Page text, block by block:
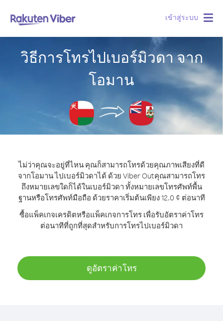
เข้าสู่ระบบ
วิธีการโทรไปเบอร์มิวดา จาก
โอมาน
ไม่ว่าคุณจะอยู่ที่ไหน คุณก็สามารถโทรด้วยคุณภาพเสียงที่ดี
จากโอมาน ไปเบอร์มิวดาได้ ด้วย Viber Outคุณสามารถโทร
ถึงหมายเลขใดก็ได้ในเบอร์มิวดา ทั้งหมายเลขโทรศัพท์พื้น
ฐานหรือโทรศัพท์มือถือ ด้วยราคาเริ่มต้นเพียง 12.0 ¢ ต่อนาที
ซื้อแพ็คเกจเครดิตหรือแพ็คเกจการโทร เพื่อรับอัตราค่าโทร
ต่อนาทีที่ถูกที่สุดสำหรับการโทรไปเบอร์มิวดา
ดูอัตราค่าโทร